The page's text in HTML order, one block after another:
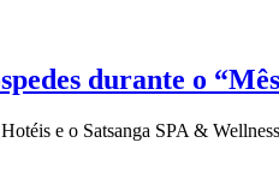
durante o
e o Satsanga SPA &